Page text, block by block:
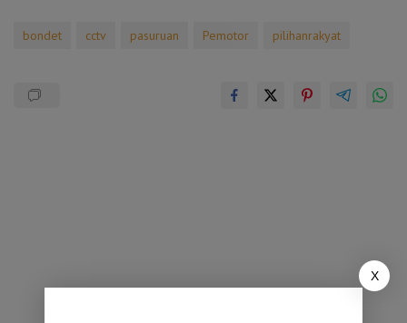
bondet cctv pasuruan Pemotor pilihanrakyat
X